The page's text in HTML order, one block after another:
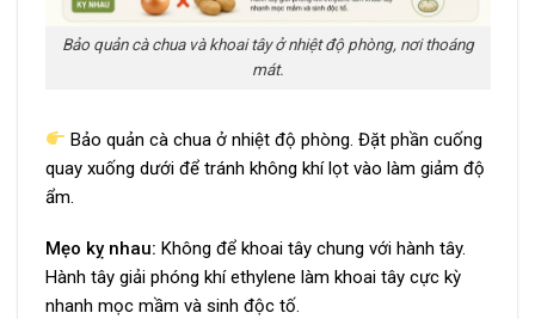
Bảo quản cà chua và khoai tây ở nhiệt độ phòng, nơi thoáng
mát.
Bảo quản cà chua ở nhiệt độ phòng. Đặt phần cuống
quay xuống dưới để tránh không khí lọt vào làm giảm độ
ẩm.
Mẹo kỵ nhau: Không để khoai tây chung với hành tây.
Hành tây giải phóng khí ethylene làm khoai tây cực kỳ
nhanh mọc mầm và sinh độc tố.